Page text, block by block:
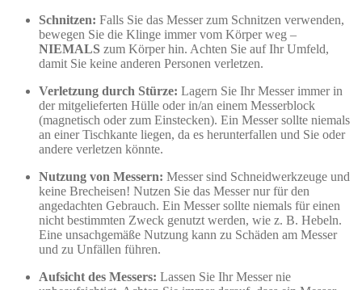
Schnitzen: Falls Sie das Messer zum Schnitzen verwenden,
bewegen Sie die Klinge immer vom Körper weg –
NIEMALS zum Körper hin. Achten Sie auf Ihr Umfeld,
damit Sie keine anderen Personen verletzen.
Verletzung durch Stürze: Lagern Sie Ihr Messer immer in
der mitgelieferten Hülle oder in/an einem Messerblock
(magnetisch oder zum Einstecken). Ein Messer sollte niemals
an einer Tischkante liegen, da es herunterfallen und Sie oder
andere verletzen könnte.
Nutzung von Messern: Messer sind Schneidwerkzeuge und
keine Brecheisen! Nutzen Sie das Messer nur für den
angedachten Gebrauch. Ein Messer sollte niemals für einen
nicht bestimmten Zweck genutzt werden, wie z. B. Hebeln.
Eine unsachgemäße Nutzung kann zu Schäden am Messer
und zu Unfällen führen.
Aufsicht des Messers: Lassen Sie Ihr Messer nie